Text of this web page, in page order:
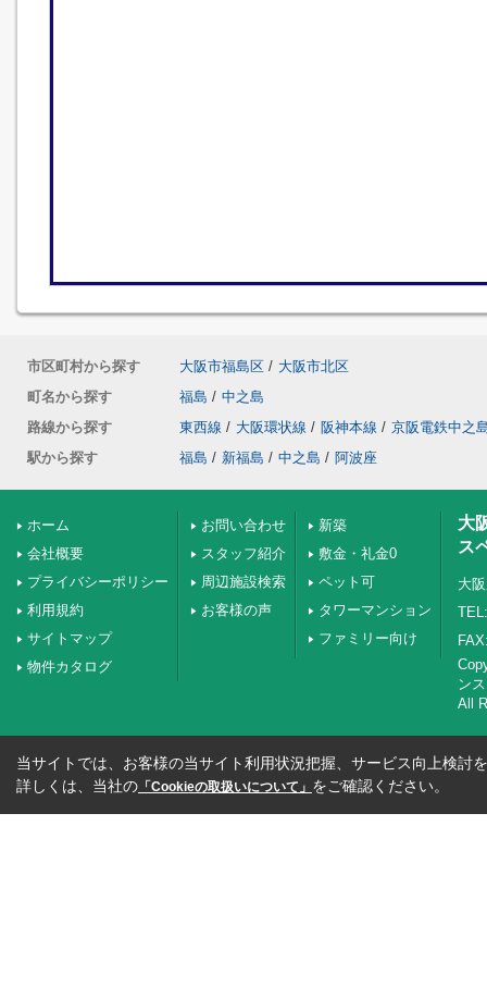
市区町村から探す 大阪市福島区 / 大阪市北区
町名から探す
福島 / 中之島
路線から探す
東西線 / 大阪環状線 / 阪神本線 / 京阪電鉄中之
駅から探す
福島 / 新福島 / 中之島 / 阿波座
ホーム
会社概要
プライバシーポリシー
利用規約
サイトマップ
物件カタログ
お問い合わせ
スタッフ紹介
周辺施設検索
お客様の声
新築
敷金・礼金0
ペット可
タワーマンション
ファミリー向け
大
ス
大
ンス
All
当サイトでは、お客様の当サイト利用状況把握、サービス向上検討
詳しくは、当社の 「Cookieの取扱いについて」 をご確認ください。